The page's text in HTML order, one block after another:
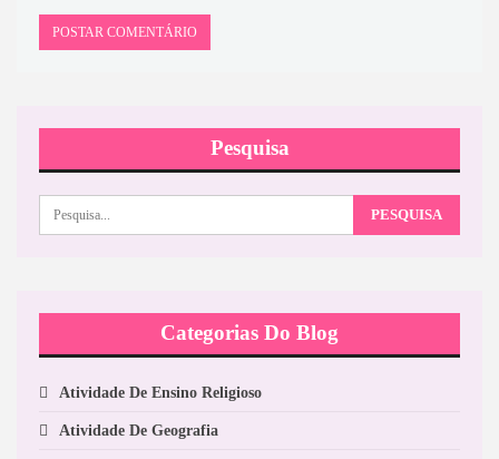
Pesquisa
Categorias Do Blog
Atividade De Ensino Religioso
Atividade De Geografia